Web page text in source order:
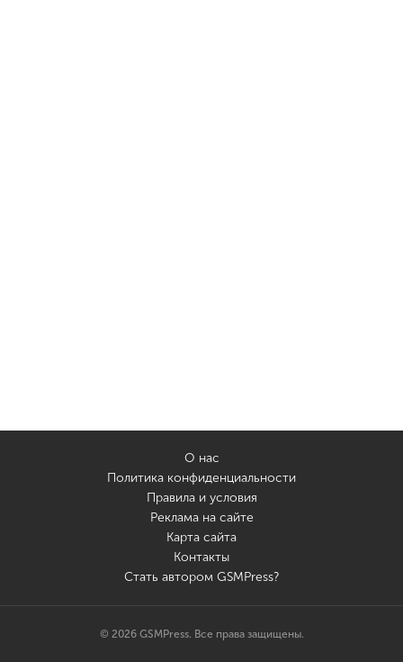
О нас
Политика конфиденциальности
Правила и условия
Реклама на сайте
Карта сайта
Контакты
Стать автором GSMPress?
© 2026 GSMPress. Все права защищены.